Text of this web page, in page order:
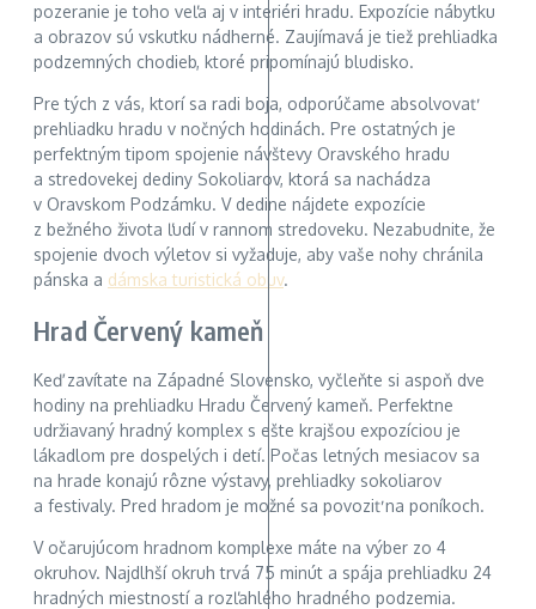
pozeranie je toho veľa aj v interiéri hradu. Expozície nábytku
a obrazov sú vskutku nádherné. Zaujímavá je tiež prehliadka
podzemných chodieb, ktoré pripomínajú bludisko.
Pre tých z vás, ktorí sa radi boja, odporúčame absolvovať
prehliadku hradu v nočných hodinách. Pre ostatných je
perfektným tipom spojenie návštevy Oravského hradu
a stredovekej dediny Sokoliarov, ktorá sa nachádza
v Oravskom Podzámku. V dedine nájdete expozície
z bežného života ľudí v rannom stredoveku. Nezabudnite, že
spojenie dvoch výletov si vyžaduje, aby vaše nohy chránila
pánska a dámska turistická obuv.
Hrad Červený kameň
Keď zavítate na Západné Slovensko, vyčleňte si aspoň dve
hodiny na prehliadku Hradu Červený kameň. Perfektne
udržiavaný hradný komplex s ešte krajšou expozíciou je
lákadlom pre dospelých i detí. Počas letných mesiacov sa
na hrade konajú rôzne výstavy, prehliadky sokoliarov
a festivaly. Pred hradom je možné sa povoziť na poníkoch.
V očarujúcom hradnom komplexe máte na výber zo 4
okruhov. Najdlhší okruh trvá 75 minút a spája prehliadku 24
hradných miestností a rozľahlého hradného podzemia.